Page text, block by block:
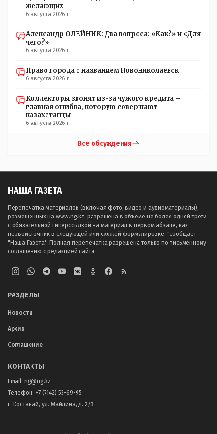
напишите ходатайство в гор.маслихат и без истерик -
вперёд. Под лежачий камень- вода не потечёт. Насчёт
они найдутся.
желающих
6 августа 2026 г.
Александр ОЛЕЙНИК: Два вопроса: «Как?» и «Для
чего?»
6 августа 2026 г.
Право города с названием Новониколаевск
6 августа 2026 г.
Коллекторы звонят из-за чужого кредита –
главная ошибка, которую совершают
казахстанцы
6 августа 2026 г.
Все обсуждения
НАША ГАЗЕТА
Перепечатка материалов (включая фото, видео и аудиоматериалы),
размещенных на www.ng.kz, разрешена в объеме не более одной трети
с обязательной гиперссылкой на материал в первом абзаце, как
первоисточник в следующей или схожей формулировке: "сообщает
"Наша Газета". Полная перепечатка разрешена только по письменному
соглашению с редакцией сайта
РАЗДЕЛЫ
Новости
Архив
Соглашение
КОНТАКТЫ
Email: ng@ng.kz
Телефон: +7 (7142) 53-69-95
г. Костанай, ул. Майлина, д. 2/3